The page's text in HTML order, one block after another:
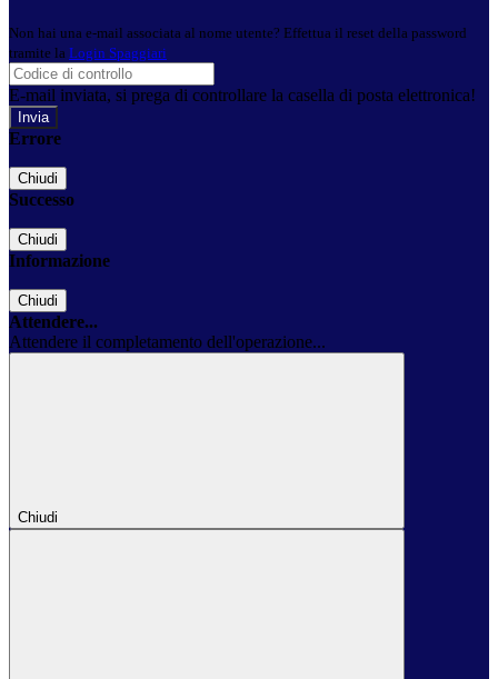
Non hai una e-mail associata al nome utente? Effettua il reset della password
tramite la Login Spaggiari
E-mail inviata, si prega di controllare la casella di posta elettronica!
Errore
Chiudi
Successo
Chiudi
Informazione
Chiudi
Attendere...
Attendere il completamento dell'operazione...
Chiudi